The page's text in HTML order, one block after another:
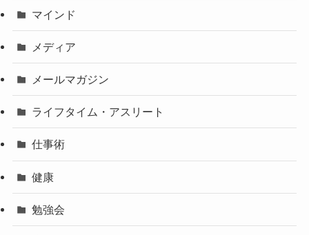
マインド
メディア
メールマガジン
ライフタイム・アスリート
仕事術
健康
勉強会